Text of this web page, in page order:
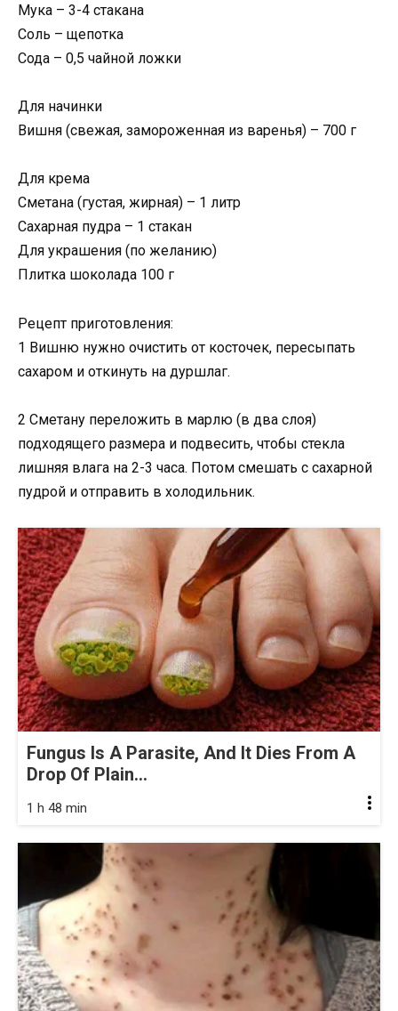
Мука – 3-4 стакана
Соль – щепотка
Сода – 0,5 чайной ложки
Для начинки
Вишня (свежая, замороженная из варенья) – 700 г
Для крема
Сметана (густая, жирная) – 1 литр
Сахарная пудра – 1 стакан
Для украшения (по желанию)
Плитка шоколада 100 г
Рецепт приготовления:
1 Вишню нужно очистить от косточек, пересыпать
сахаром и откинуть на дуршлаг.
2 Сметану переложить в марлю (в два слоя)
подходящего размера и подвесить, чтобы стекла
лишняя влага на 2-3 часа. Потом смешать с сахарной
пудрой и отправить в холодильник.
Fungus Is A Parasite, And It Dies From A
Drop Of Plain...
1 h 48 min